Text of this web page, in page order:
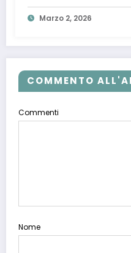
Marzo 2, 2026
COMMENTO
Commenti
Nome